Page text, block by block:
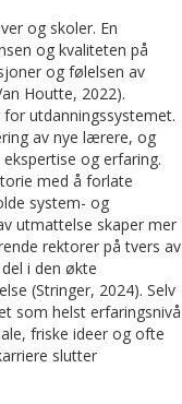
og skoler. En
og kvaliteten på
og følelsen av
Houtte, 2022).
utdanningssystemet.
av nye lærere, og
og erfaring.
med å forlate
system- og
utmattelse skaper mer
rektorer på tvers av
i den økte
(Stringer, 2024). Selv
som helst erfaringsnivå
friske ideer og ofte
slutter